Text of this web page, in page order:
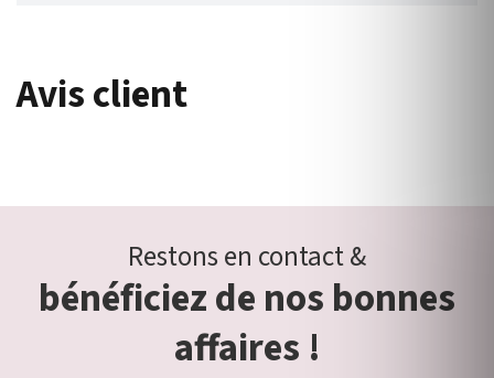
Avis client
Restons en contact &
bénéficiez de nos bonnes
affaires !